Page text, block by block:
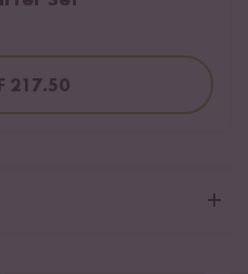
217.50